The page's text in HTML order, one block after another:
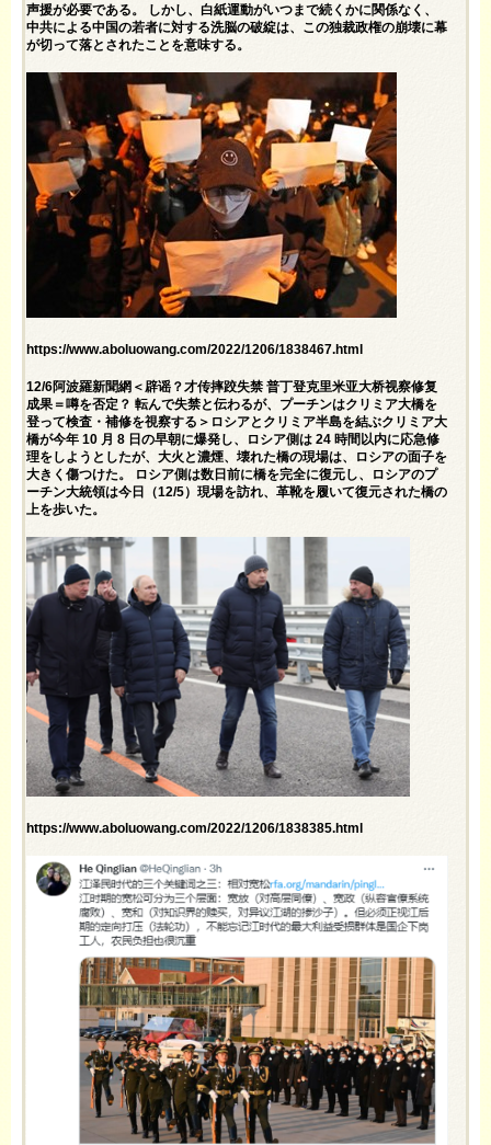
声援が必要である。 しかし、白紙運動がいつまで続くかに関係なく、
中共による中国の若者に対する洗脳の破綻は、この独裁政権の崩壊に幕
が切って落とされたことを意味する。
https://www.aboluowang.com/2022/1206/1838467.html
12/6阿波羅新聞網＜辟谣？才传摔跤失禁 普丁登克里米亚大桥视察修复
成果＝噂を否定？ 転んで失禁と伝わるが、プーチンはクリミア大橋を
登って検査・補修を視察する＞ロシアとクリミア半島を結ぶクリミア大
橋が今年 10 月 8 日の早朝に爆発し、ロシア側は 24 時間以内に応急修
理をしようとしたが、大火と濃煙、壊れた橋の現場は、ロシアの面子を
大きく傷つけた。 ロシア側は数日前に橋を完全に復元し、ロシアのプ
ーチン大統領は今日（12/5）現場を訪れ、革靴を履いて復元された橋の
上を歩いた。
https://www.aboluowang.com/2022/1206/1838385.html